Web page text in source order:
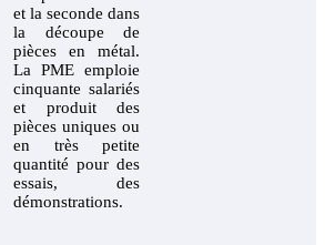
et la seconde dans
la découpe de
pièces en métal.
La PME emploie
cinquante salariés
et produit des
pièces uniques ou
en très petite
quantité pour des
essais, des
démonstrations.